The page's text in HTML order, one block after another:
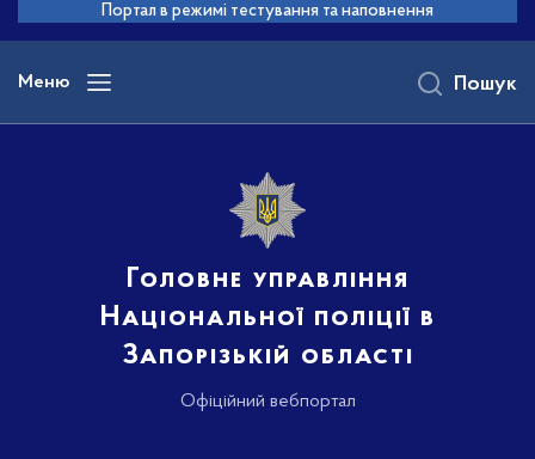
основного
вмісту
Портал в режимі тестування та наповнення
Меню
Головне управління
Національної поліції в
Запорізькій області
Офіційний вебпортал
Пошук